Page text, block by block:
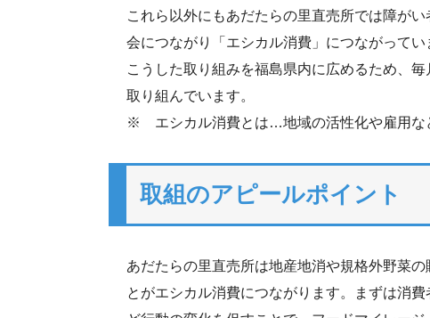
これら以外にもあだたらの里直売所では障が
会につながり「エシカル消費」につながってい
こうした取り組みを福島県内に広めるため、
取り組んでいます。
※ エシカル消費とは…地域の活性化や雇用な
取組のアピールポイント
あだたらの里直売所は地産地消や規格外野菜
とがエシカル消費につながります。まずは消